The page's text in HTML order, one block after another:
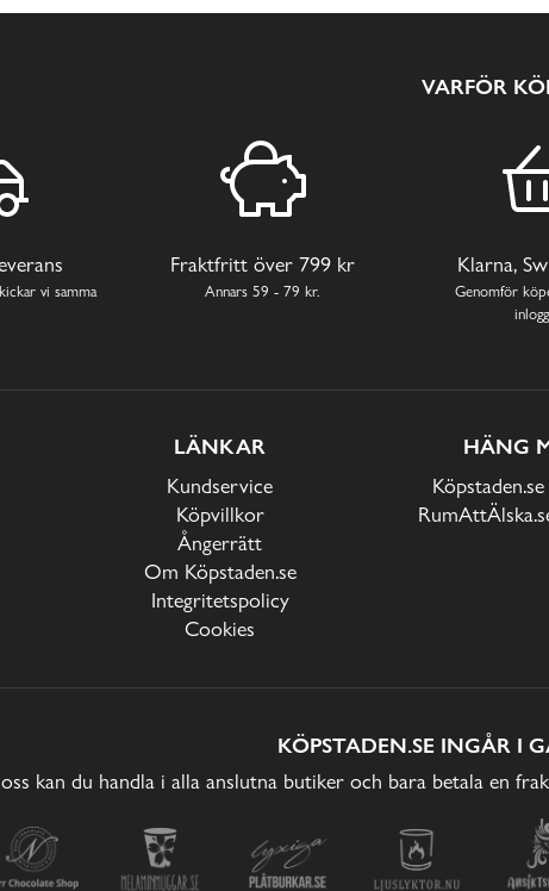
VARFÖR
vi samma
Fraktfritt över 799 kr
Annars 59 - 79 kr.
Klarna,
Genomför
LÄNKAR
Kundservice
Köpvillkor
Ångerrätt
Om Köpstaden.se
Integritetspolicy
Cookies
HÄNG
KÖPSTADEN.SE INGÅR I
kan du handla i alla anslutna butiker och bara betala en